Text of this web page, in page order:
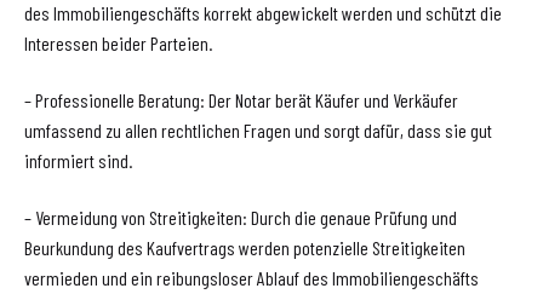
des Immobiliengeschäfts korrekt abgewickelt werden und schützt die
Interessen beider Parteien.
– Professionelle Beratung: Der Notar berät Käufer und Verkäufer
umfassend zu allen rechtlichen Fragen und sorgt dafür, dass sie gut
informiert sind.
– Vermeidung von Streitigkeiten: Durch die genaue Prüfung und
Beurkundung des Kaufvertrags werden potenzielle Streitigkeiten
vermieden und ein reibungsloser Ablauf des Immobiliengeschäfts